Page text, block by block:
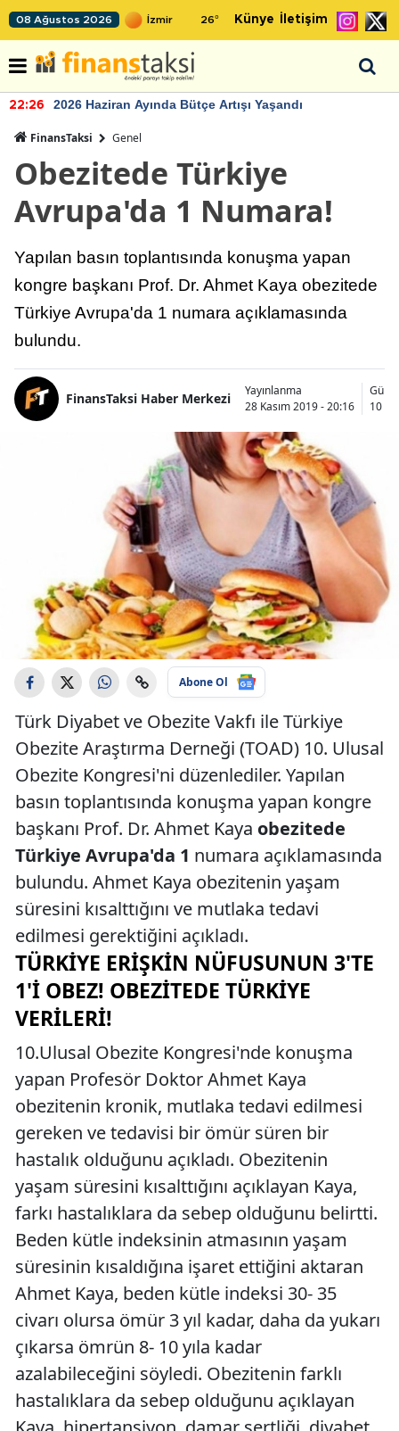
08 Ağustos 2026 26° Künye İletişim
22:26 2026 Haziran Ayında Bütçe Artışı Yaşandı
FinansTaksi Genel
Obezitede Türkiye
Avrupa'da 1 Numara!
Yapılan basın toplantısında konuşma yapan
kongre başkanı Prof. Dr. Ahmet Kaya obezitede
Türkiye Avrupa'da 1 numara açıklamasında
bulundu.
FinansTaksi Haber Merkezi
Yayınlanma
28 Kasım 2019 - 20:16
10
Abone Ol
Türk Diyabet ve Obezite Vakfı ile Türkiye
Obezite Araştırma Derneği (TOAD) 10. Ulusal
Obezite Kongresi'ni düzenlediler. Yapılan
basın toplantısında konuşma yapan kongre
başkanı Prof. Dr. Ahmet Kaya obezitede
Türkiye Avrupa'da 1 numara açıklamasında
bulundu. Ahmet Kaya obezitenin yaşam
süresini kısalttığını ve mutlaka tedavi
edilmesi gerektiğini açıkladı.
TÜRKIYE ERIŞKIN NÜFUSUNUN 3'TE
1'I OBEZ! OBEZITEDE TÜRKIYE
VERILERI!
10.Ulusal Obezite Kongresi'nde konuşma
yapan Profesör Doktor Ahmet Kaya
obezitenin kronik, mutlaka tedavi edilmesi
gereken ve tedavisi bir ömür süren bir
hastalık olduğunu açıkladı. Obezitenin
yaşam süresini kısalttığını açıklayan Kaya,
farkı hastalıklara da sebep olduğunu belirtti.
Beden kütle indeksinin atmasının yaşam
süresinin kısaldığına işaret ettiğini aktaran
Ahmet Kaya, beden kütle indeksi 30- 35
civarı olursa ömür 3 yıl kadar, daha da yukarı
çıkarsa ömrün 8- 10 yıla kadar
azalabileceğini söyledi. Obezitenin farklı
hastalıklara da sebep olduğunu açıklayan